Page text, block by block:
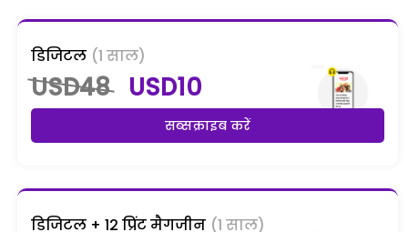
डिजिटल (1 साल)
USD48 USD10
सब्सक्राइब करें
डिजिटल + 12 प्रिंट मैगजीन (1 साल)